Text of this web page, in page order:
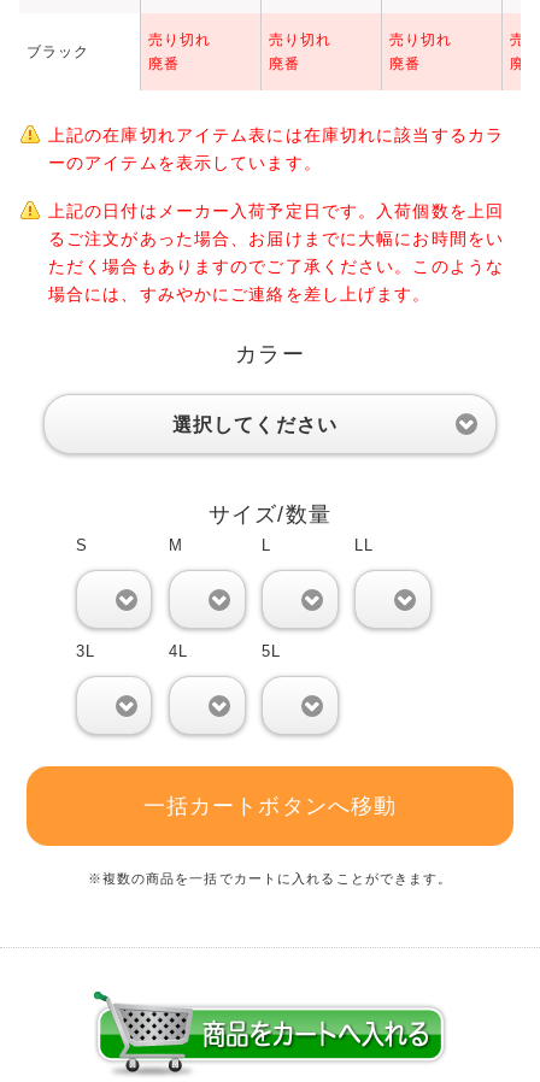
ブラック
売り切れ
廃番
売り切れ
廃番
売り切れ
廃番
売
廃番
上記の在庫切れアイテム表には在庫切れに該当するカラ
ーのアイテムを表示しています。
上記の日付はメーカー入荷予定日です。入荷個数を上回
るご注文があった場合、お届けまでに大幅にお時間をい
ただく場合もありますのでご了承ください。このような
場合には、すみやかにご連絡を差し上げます。
カラー
選択してください
サイズ/数量
S M L LL
3L 4L 5L
一括カートボタンへ移動
※複数の商品を一括でカートに入れることができます。